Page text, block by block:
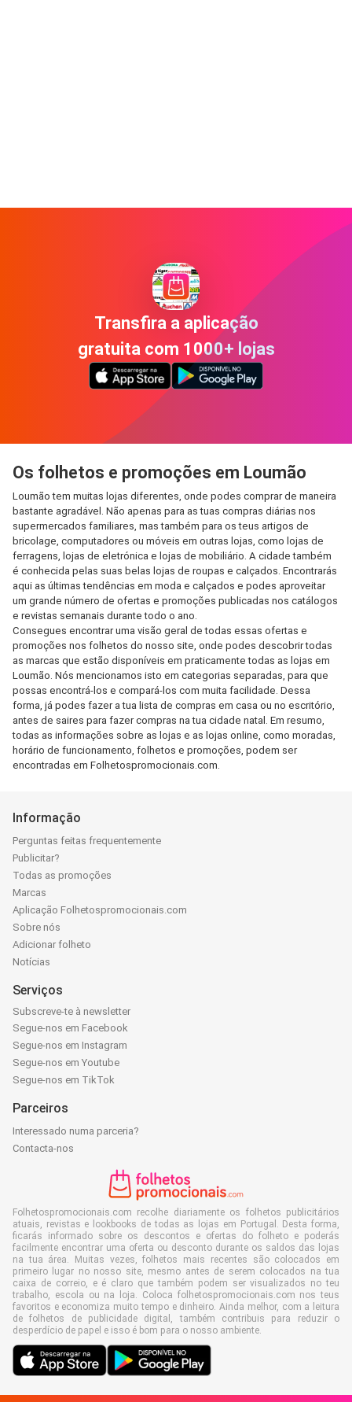
Transfira a aplicação
gratuita com 1000+ lojas
Os folhetos e promoções em Loumão
Loumão tem muitas lojas diferentes, onde podes comprar de maneira
bastante agradável. Não apenas para as tuas compras diárias nos
supermercados familiares, mas também para os teus artigos de
bricolage, computadores ou móveis em outras lojas, como lojas de
ferragens, lojas de eletrónica e lojas de mobiliário. A cidade também
é conhecida pelas suas belas lojas de roupas e calçados. Encontrarás
aqui as últimas tendências em moda e calçados e podes aproveitar
um grande número de ofertas e promoções publicadas nos catálogos
e revistas semanais durante todo o ano.
Consegues encontrar uma visão geral de todas essas ofertas e
promoções nos folhetos do nosso site, onde podes descobrir todas
as marcas que estão disponíveis em praticamente todas as lojas em
Loumão. Nós mencionamos isto em categorias separadas, para que
possas encontrá-los e compará-los com muita facilidade. Dessa
forma, já podes fazer a tua lista de compras em casa ou no escritório,
antes de saires para fazer compras na tua cidade natal. Em resumo,
todas as informações sobre as lojas e as lojas online, como moradas,
horário de funcionamento, folhetos e promoções, podem ser
encontradas em Folhetospromocionais.com.
Informação
Perguntas feitas frequentemente
Publicitar?
Todas as promoções
Marcas
Aplicação Folhetospromocionais.com
Sobre nós
Adicionar folheto
Notícias
Serviços
Subscreve-te à newsletter
Segue-nos em Facebook
Segue-nos em Instagram
Segue-nos em Youtube
Segue-nos em TikTok
Parceiros
Interessado numa parceria?
Contacta-nos
Folhetospromocionais.com recolhe diariamente os folhetos publicitários
atuais, revistas e lookbooks de todas as lojas em Portugal. Desta forma,
ficarás informado sobre os descontos e ofertas do folheto e poderás
facilmente encontrar uma oferta ou desconto durante os saldos das lojas
na tua área. Muitas vezes, folhetos mais recentes são colocados em
primeiro lugar no nosso site, mesmo antes de serem colocados na tua
caixa de correio, e é claro que também podem ser visualizados no teu
trabalho, escola ou na loja. Coloca folhetospromocionais.com nos teus
favoritos e economiza muito tempo e dinheiro. Ainda melhor, com a leitura
de folhetos de publicidade digital, também contribuis para reduzir o
desperdício de papel e isso é bom para o nosso ambiente.